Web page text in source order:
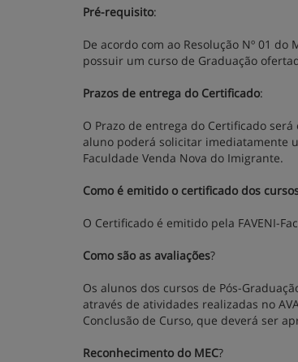
Pré-requisito:
De acordo com ao Resolução Nº 01
possuir um curso de Graduação
Prazos de entrega do Certificado:
O Prazo de entrega do Certificado
aluno poderá solicitar imediatamente
Faculdade Venda Nova do Imigrante.
Como é emitido o certificado dos
O Certificado é emitido pela FAVENI-
Como são as avaliações?
Os alunos dos cursos de Pós-
através de atividades realizadas no
Conclusão de Curso, que deverá ser
Reconhecimento do MEC?